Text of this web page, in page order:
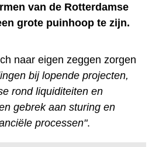
van de Rotterdamse
grote puinhoop te zijn.
naar eigen zeggen zorgen
bij lopende projecten,
rond liquiditeiten en
gebrek aan sturing en
processen".